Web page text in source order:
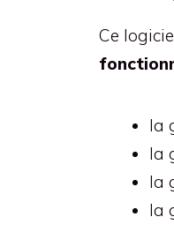
Ce
la
la
la
la